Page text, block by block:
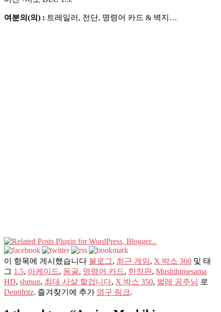
여분의(의) : 트레일러, 전단, 명령어 카드 & 벽지…
이 항목에 게시했습니다 블로그, 최근 게임, X 박스 360 및 태
그 1.5, 아케이드, 동굴, 명령어 카드, 한정판, Mushihimesama
HD, shmup, 최대 사살 할겁니다, X 박스 350, 벌레 공주님 로
Dentifritz. 즐겨찾기에 추가 영구 링크.